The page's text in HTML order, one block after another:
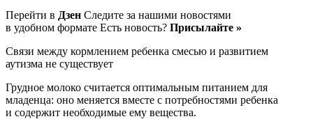
Перейти в Дзен Следите за нашими новостями
в удобном формате Есть новость? Присылайте »
Связи между кормлением ребенка смесью и развитием
аутизма не существует
Грудное молоко считается оптимальным питанием для
младенца: оно меняется вместе с потребностями ребенка
и содержит необходимые ему вещества.